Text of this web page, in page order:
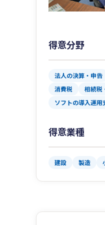
得意分野
法人の決算・申告
消費税
相続税
ソフトの導入運用
得意業種
建設 製造